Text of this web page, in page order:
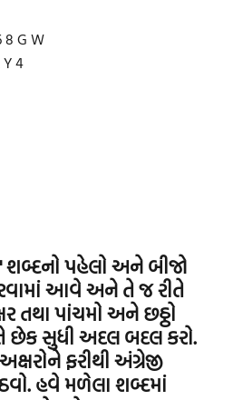
8 G W
4
શબ્દનો પહેલો અને બીજો
આવે અને તે જ રીતે
તથા પાંચમો અને છઠ્ઠો
સુધી અદલ બદલ કરો.
ફરીથી અંગ્રેજી
હવે મળેલા શબ્દમાં